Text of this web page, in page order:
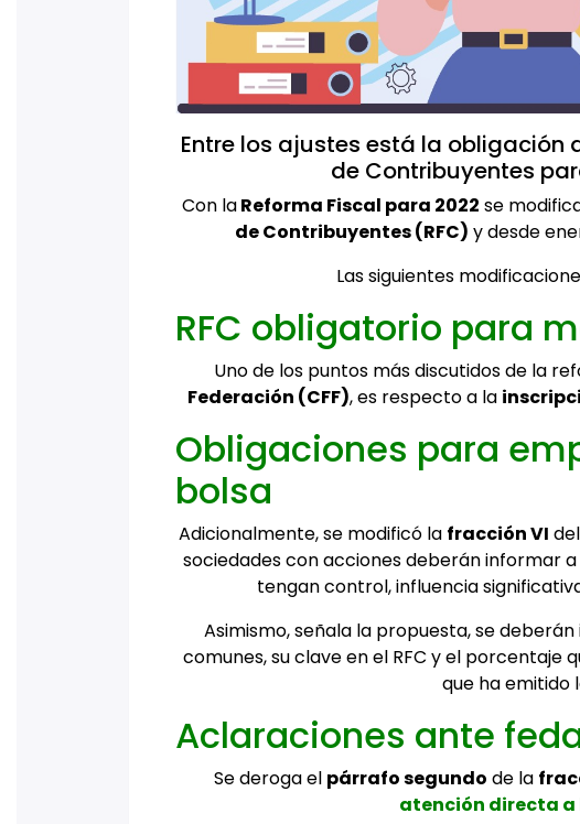
Entre los ajustes está la obligación
de Contribuyentes
Con laReforma Fiscal para 2022 se
de Contribuyentes (RFC) y desde
Las siguientes
RFC obligatorio para
Uno de los puntos más discutidos de la
Federación (CFF), es respecto a la
Obligaciones para
bolsa
Adicionalmente, se modificó la fracción VI del
sociedades con acciones deberán informar
tengan control, influencia
Asimismo, señala la propuesta, se
comunes, su clave en el RFC y el
que ha emitido
Aclaraciones ante
Se deroga el párrafo segundo de la
atención directa a